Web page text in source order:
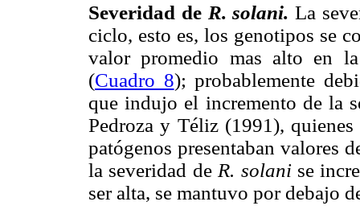
Severidad de R. solani.La
ciclo, esto es, los genotipos se
valor promedio mas alto en
(Cuadro 8); probablemente
que indujo el incremento de la
Pedroza y Téliz (1991),
patógenos presentaban valores
la severidad de R. solani se
ser alta, se mantuvo por debajo